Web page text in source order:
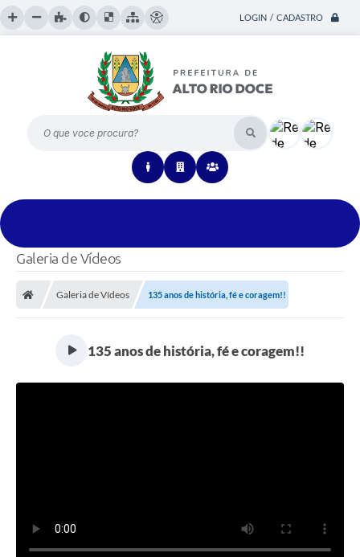
LOGIN / CADASTRO
O que voce procura?
Galeria de Vídeos
Galeria de Vídeos 135 anos de história, fé e coragem!!
135 anos de história, fé e coragem!!